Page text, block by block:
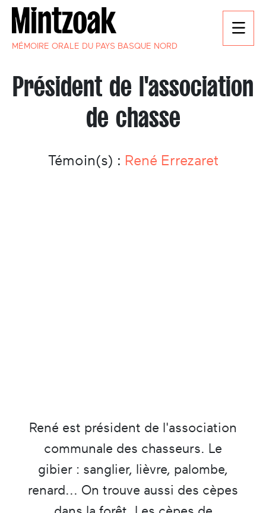
MÉMOIRE ORALE DU PAYS BASQUE NORD
Président de l'association
de chasse
Témoin(s) : René Errezaret
René est président de l'association
communale des chasseurs. Le
gibier : sanglier, lièvre, palombe,
renard... On trouve aussi des cèpes